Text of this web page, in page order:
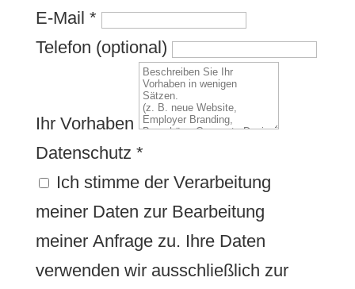
E-Mail *
Telefon (optional)
Ihr Vorhaben
Datenschutz *
meiner Daten zur Bearbeitung
meiner Anfrage zu. Ihre Daten
verwenden wir ausschließlich zur